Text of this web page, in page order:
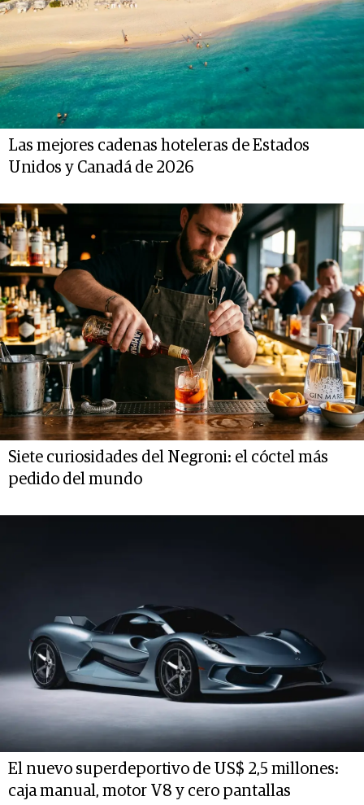
Las mejores cadenas hoteleras de Estados
Unidos y Canadá de 2026
Siete curiosidades del Negroni: el cóctel más
pedido del mundo
El nuevo superdeportivo de US$ 2,5 millones:
caja manual, motor V8 y cero pantallas